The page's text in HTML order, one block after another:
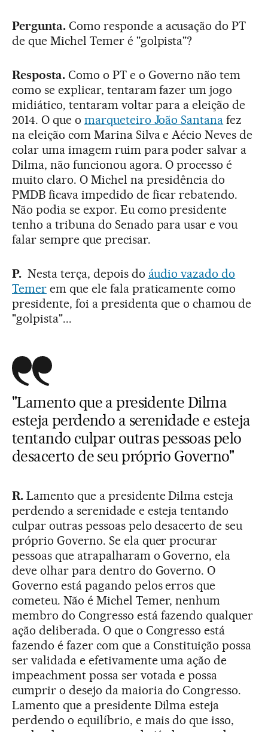
Pergunta.Como responde a acusação do PT
de que Michel Temer é "golpista"?
Resposta. Como o PT e o Governo não tem
como se explicar, tentaram fazer um jogo
midiático, tentaram voltar para a eleição de
2014. O que o marqueteiro João Santana fez
na eleição com Marina Silva e Aécio Neves de
colar uma imagem ruim para poder salvar a
Dilma, não funcionou agora. O processo é
muito claro. O Michel na presidência do
PMDB ficava impedido de ficar rebatendo.
Não podia se expor. Eu como presidente
tenho a tribuna do Senado para usar e vou
falar sempre que precisar.
P.Nesta terça, depois do áudio vazado do
Temerem que ele fala praticamente como
presidente, foi a presidenta que o chamou de
"golpista"...
"Lamento que a presidente Dilma
esteja perdendo a serenidade e esteja
tentando culpar outras pessoas pelo
desacerto de seu próprio Governo"
R.Lamento que a presidente Dilma esteja
perdendo a serenidade e esteja tentando
culpar outras pessoas pelo desacerto de seu
próprio Governo. Se ela quer procurar
pessoas que atrapalharam o Governo, ela
deve olhar para dentro do Governo. O
Governo está pagando pelos erros que
cometeu. Não é Michel Temer, nenhum
membro do Congresso está fazendo qualquer
ação deliberada. O que o Congresso está
fazendo é fazer com que a Constituição possa
ser validada e efetivamente uma ação de
impeachment possa ser votada e possa
cumprir o desejo da maioria do Congresso.
Lamento que a presidente Dilma esteja
perdendo o equilíbrio, e mais do que isso,